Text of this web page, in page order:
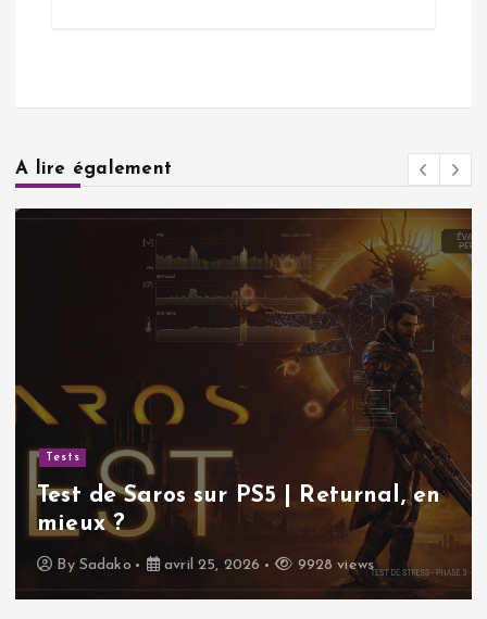
A lire également
Tests
Test de Saros sur PS5 | Returnal, en
mieux ?
By Sadako avril 25, 2026 9928 views